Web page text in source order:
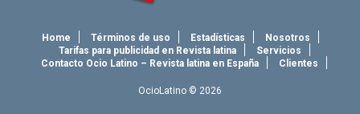
Home Términos de uso Estadísticas
Nosotros
Tarifas para publicidad en Revista latina
Servicios
Contacto Ocio Latino – Revista latina en España
Clientes
OcioLatino © 2026